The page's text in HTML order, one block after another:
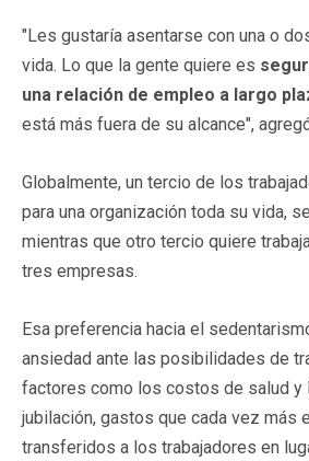
"Les gustaría asentarse con una o
vida. Lo que la gente quiere es
una relación de empleo a largo
está más fuera de su alcance",
Globalmente, un tercio de los
para una organización toda su vida,
mientras que otro tercio quiere
tres empresas.
Esa preferencia hacia el
ansiedad ante las posibilidades de
factores como los costos de salud y
jubilación, gastos que cada vez más
transferidos a los trabajadores en